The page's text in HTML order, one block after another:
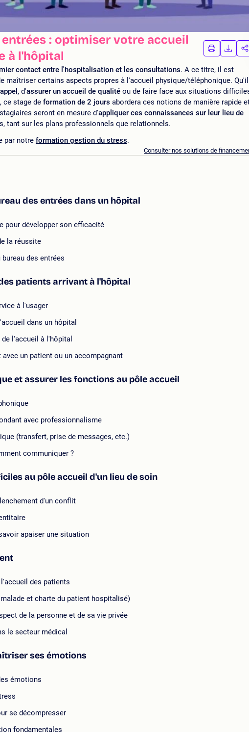
: optimiser votre accueil
à l'hôpital
IMPRIMER
LA
contact entre l'hospitalisation et les consultations. A ce titre, il est
maîtriser certains aspects propres à l'accueil physique/téléphonique. Qu'il
, d'assurer un accueil de qualité ou de faire face aux situations
ce stage de formation de 2 jours abordera ces notions de manière rapide
seront en mesure d'appliquer ces connaissances sur leur lieu de
tant sur les plans professionnels que relationnels.
par notre formation gestion du stress.
Consulter nos solutions de
des entrées dans un hôpital
pour développer son efficacité
la réussite
des entrées
patients arrivant à l'hôpital
à l'usager
dans un hôpital
l'accueil à l'hôpital
un patient ou un accompagnant
et assurer les fonctions au pôle accueil
avec professionnalisme
(transfert, prise de messages, etc.)
communiquer ?
au pôle accueil d'un lieu de soin
d'un conflit
apaiser une situation
des patients
et charte du patient hospitalisé)
de la personne et de sa vie privée
le secteur médical
ses émotions
émotions
se décompresser
fondamentales